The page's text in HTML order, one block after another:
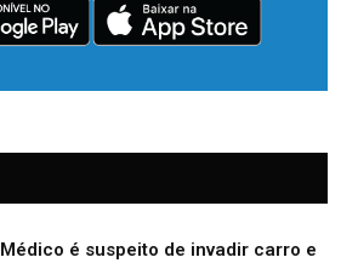
Médico é suspeito de invadir carro e